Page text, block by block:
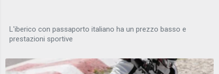
L'iberico con passaporto italiano ha un prezzo basso e
prestazioni sportive